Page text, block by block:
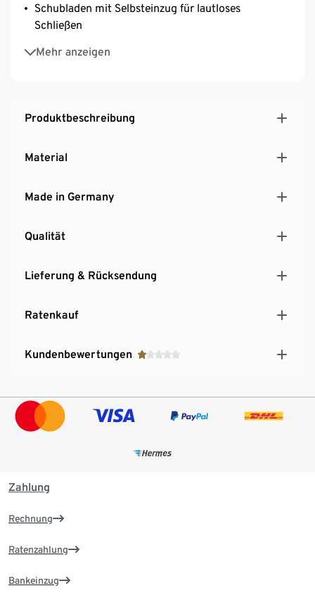
Schubladen mit Selbsteinzug für lautloses
Schließen
Mehr anzeigen
Offene Fächer
Melaminharzbeschichtet
MADE IN GERMANY
Produktbeschreibung
Material
Made in Germany
Qualität
Lieferung & Rücksendung
Ratenkauf
Kundenbewertungen
Zahlung
Rechnung
Ratenzahlung
Bankeinzug